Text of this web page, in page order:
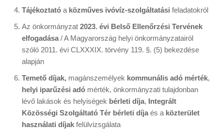
Tájékoztató a közműves ivóvíz-szolgáltatási feladatokról
Az önkormányzat 2023. évi Belső Ellenőrzési Tervének
elfogadása / A Magyarország helyi önkormányzatairól
szóló 2011. évi CLXXXIX. törvény 119. §. (5) bekezdése
alapján
Temető díjak, magánszemélyek kommunális adó mérték,
helyi iparűzési adó mérték, önkormányzati tulajdonban
lévő lakások és helyiségek bérleti díja, Integrált
Közösségi Szolgáltató Tér bérleti díja és a közterület
használati díjak felülvizsgálata